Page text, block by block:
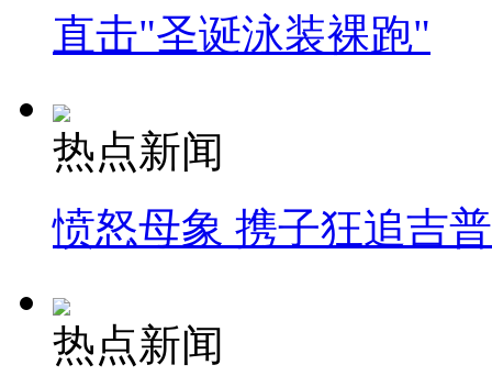
直击"圣诞泳装裸跑"
热点新闻
愤怒母象 携子狂追吉
热点新闻